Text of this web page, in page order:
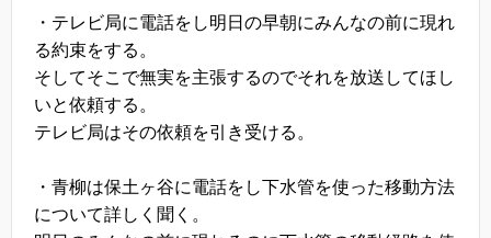
・テレビ局に電話をし明日の早朝にみんなの前に現れ
る約束をする。
そしてそこで無実を主張するのでそれを放送してほし
いと依頼する。
テレビ局はその依頼を引き受ける。
・青柳は保土ヶ谷に電話をし下水管を使った移動方法
について詳しく聞く。